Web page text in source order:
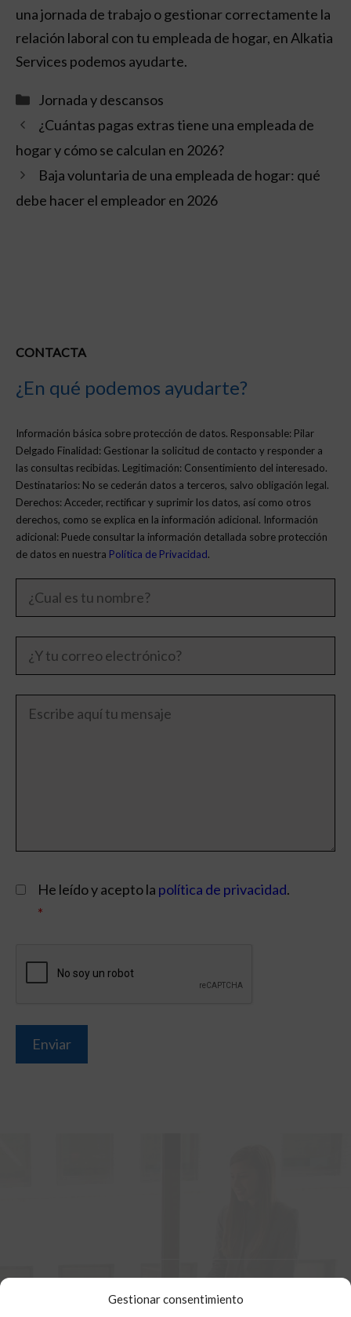
Gestionar consentimiento
una jornada de trabajo o gestionar correctamente la
relación laboral con tu empleada de hogar, en Alkatia
Services podemos ayudarte.
Categorías
Jornada y descansos
¿Cuántas pagas extras tiene una empleada de
hogar y cómo se calculan en 2026?
Baja voluntaria de una empleada de hogar: qué
debe hacer el empleador en 2026
CONTACTA
¿En qué podemos ayudarte?
Información básica sobre protección de datos. Responsable: Pilar
Delgado Finalidad: Gestionar la solicitud de contacto y responder a
las consultas recibidas. Legitimación: Consentimiento del interesado.
Destinatarios: No se cederán datos a terceros, salvo obligación legal.
Derechos: Acceder, rectificar y suprimir los datos, así como otros
derechos, como se explica en la información adicional. Información
adicional: Puede consultar la información detallada sobre protección
de datos en nuestra Política de Privacidad.
He leído y acepto la política de privacidad.
*